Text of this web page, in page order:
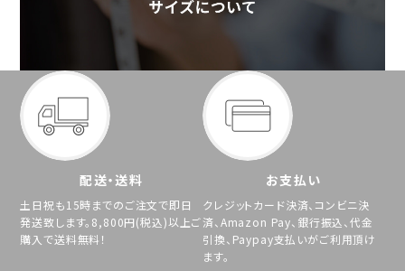
配送・送料
土日祝も15時までのご注文で即日
発送致します。8,800円(税込)以上ご
購入で送料無料！
お支払い
クレジットカード決済、コンビニ決
済、Amazon Pay、銀行振込、代金
引換、Paypay支払いがご利用頂け
ます。